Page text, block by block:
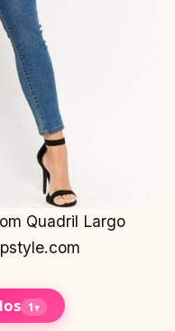
Quadril Largo
1▾